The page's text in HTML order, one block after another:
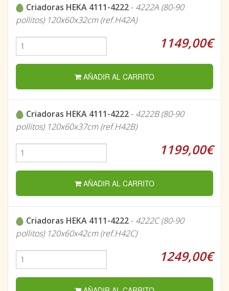
Criadoras HEKA 4111-4222- 4222A (80-90
pollitos) 120x60x32cm (ref.H42A)
1149,00€
AÑADIR AL CARRITO
Criadoras HEKA 4111-4222- 4222B (80-90
pollitos) 120x60x37cm (ref.H42B)
1199,00€
AÑADIR AL CARRITO
Criadoras HEKA 4111-4222- 4222C (80-90
pollitos) 120x60x42cm (ref.H42C)
1249,00€